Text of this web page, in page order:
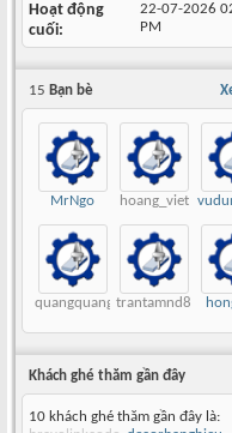
Hoạt động
cuối
22-07-2026
PM
15 Bạn bè
MrNgo hoang_viet
quangquang trantamnd89
Khách ghé thăm gần đây
10 khách ghé thăm gần đây là: